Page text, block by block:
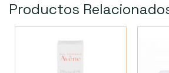
Productos